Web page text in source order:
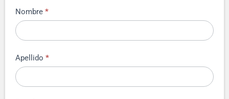
Nombre *
Apellido *